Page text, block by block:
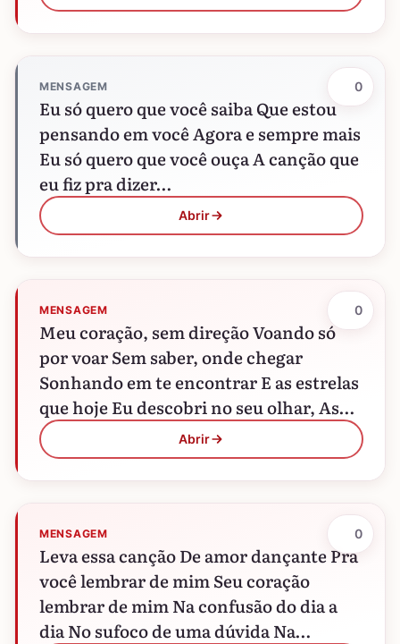
MENSAGEM
Eu só quero que você saiba Que estou
pensando em você Agora e sempre mais
Eu só quero que você ouça A canção que
eu fiz pra dizer…
Abrir
0
MENSAGEM
Meu coração, sem direção Voando só
por voar Sem saber, onde chegar
Sonhando em te encontrar E as estrelas
que hoje Eu descobri no seu olhar, As
estrelas…
Abrir
0
MENSAGEM
Leva essa canção De amor dançante Pra
você lembrar de mim Seu coração
lembrar de mim Na confusão do dia a
dia No sufoco de uma dúvida Na…
0